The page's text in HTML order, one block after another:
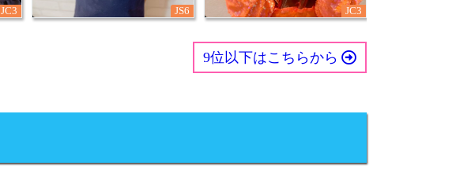
JC3 JS6 JC3
9位以下はこちらから